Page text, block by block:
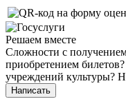
Решаем вместе
Сложности с
приобретением
учреждений культуры?
Написать